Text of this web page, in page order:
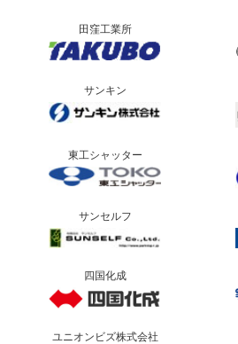
田窪工業所
サンキン
東工シャッター
サンセルフ
四国化成
ユニオンビズ株式会社